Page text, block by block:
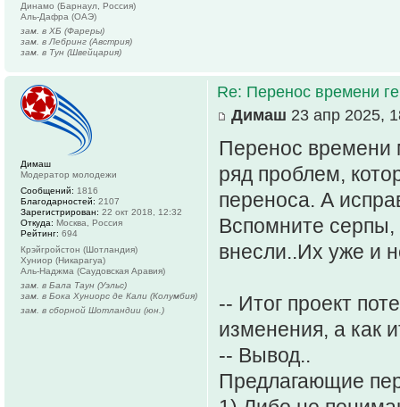
Динамо (Барнаул, Россия)
Аль-Дафра (ОАЭ)
зам. в ХБ (Фареры)
зам. в Лебринг (Австрия)
зам. в Тун (Швейцария)
Re: Перенос времени
Димаш 23 апр 2025,
Перенос времени
ряд проблем,
переноса. А
Вспомните серпы,
внесли..Их уже и
-- Итог проект
изменения, а как
-- Вывод..
Предлагающие
Димаш
Модератор молодежи
Сообщений: 1816
Благодарностей: 2107
Зарегистрирован: 22 окт 2018, 12:32
Откуда: Москва, Россия
Рейтинг: 694
Крэйгройстон (Шотландия)
Хуниор (Никарагуа)
Аль-Наджма (Саудовская Аравия)
зам. в Бала Таун (Уэльс)
зам. в Бока Хуниорс де Кали (Колумбия)
зам. в сборной Шотландии (юн.)